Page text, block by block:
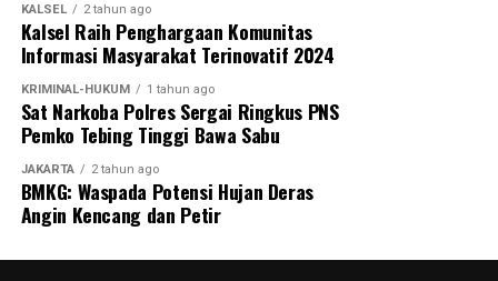
KALSEL 2 tahun ago
Kalsel Raih Penghargaan Komunitas
Informasi Masyarakat Terinovatif 2024
KRIMINAL-HUKUM 1 tahun ago
Sat Narkoba Polres Sergai Ringkus PNS
Pemko Tebing Tinggi Bawa Sabu
JAKARTA 2 tahun ago
BMKG: Waspada Potensi Hujan Deras
Angin Kencang dan Petir